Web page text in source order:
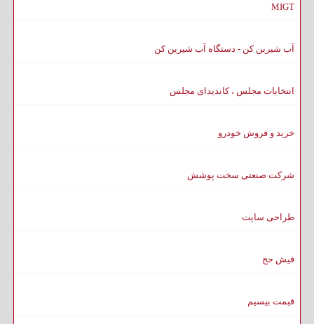
MIGT
آب شیرین کن - دستگاه آب شیرین کن
انتخابات مجلس ، کاندیدای مجلس
خرید و فروش خودرو
شرکت صنعتی سخت پوشش
طراحی سایت
فیش حج
قیمت بیسیم